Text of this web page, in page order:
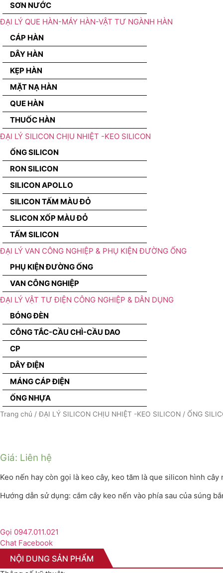
SƠN NƯỚC
ĐẠI LÝ QUE HÀN-MÁY HÀN-VẬT TƯ NGÀNH HÀN
CÁP HÀN
DÂY HÀN
KẸP HÀN
MẶT NẠ HÀN
QUE HÀN
THUỐC HÀN
ĐẠI LÝ SILICON CHỊU NHIỆT -KEO SILICON
ỐNG SILICON
RON SILICON
SILICON APOLLO
SILICON TẤM MÀU ĐỎ
SLICON XỐP MÀU ĐỎ
TẤM SILICON
ĐẠI LÝ VAN CÔNG NGHIỆP & PHỤ KIỆN ĐƯỜNG ỐNG
PHỤ KIỆN ĐƯỜNG ỐNG
VAN CÔNG NGHIỆP
ĐẠI LÝ VẬT TƯ ĐIỆN CÔNG NGHIỆP & DÂN DỤNG
BÓNG ĐÈN
CÔNG TẮC-CẦU CHÌ-CẦU DAO
CP
DÂY ĐIỆN
MÁNG CÁP ĐIỆN
ỐNG NHỰA
Trang chủ /ĐẠI LÝ SILICON CHỊU NHIỆT -KEO SILICON / ỐNG
Giá: Liên hệ
Keo nến hay còn gọi là keo cây, keo tăm là que silicon hình
Hướng dẫn sử dụng: cắm cây keo nến vào phía sau của súng
Gọi 0947.011.021
Chat Facebook
NỘI DUNG SẢN PHẨM